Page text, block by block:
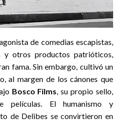
de comedias escapistas,
y otros productos patrióticos,
fama. Sin embargo, cultivó un
al margen de los cánones que
Bosco Films, su propio sello,
películas. El humanismo y
de Delibes se convirtieron en